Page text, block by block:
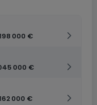
000 €
000 €
000 €